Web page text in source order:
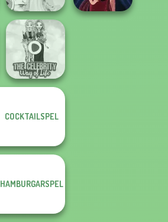
Princess Gala
Host
The Celebrity Way
COCKTAILSPEL
HAMBURGARSPEL